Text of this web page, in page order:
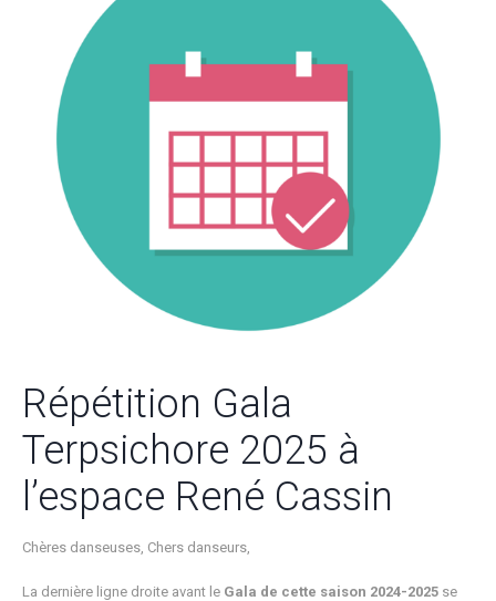
Répétition Gala
Terpsichore 2025 à
l’espace René Cassin
Chères danseuses, Chers danseurs,
La dernière ligne droite avant le Gala de cette saison 2024-2025 se